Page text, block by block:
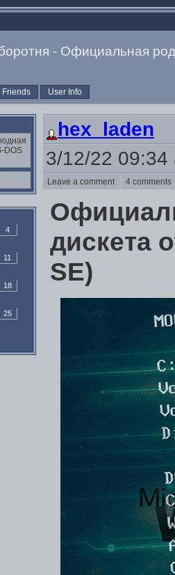
- Официальная
Friends User Info
DOS
4
11
18
25
hex_laden
3/12/22 09:34
Leave a comment 4
дискета
SE)